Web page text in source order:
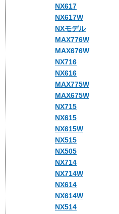
NX617
NX617W
NXモデル
MAX776W
MAX676W
NX716
NX616
MAX775W
MAX675W
NX715
NX615
NX615W
NX515
NX505
NX714
NX714W
NX614
NX614W
NX514